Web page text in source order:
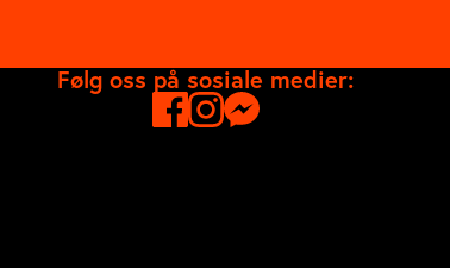
Følg oss på sosiale medier: